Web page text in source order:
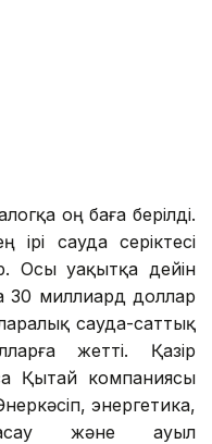
оң баға берілді.
ірі сауда серіктесі
Осы уақытқа дейін
30 миллиард доллар
сауда-саттық
жетті. Қазір
Қытай компаниясы
энергетика,
және ауыл